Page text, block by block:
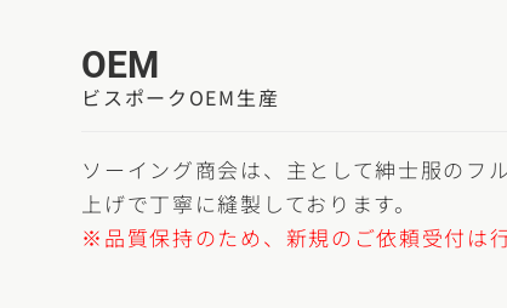
OEM
ビスポークOEM生産
ソーイング商会は、主として紳士服のフ
上げで丁寧に縫製しております。
※品質保持のため、新規のご依頼受付は